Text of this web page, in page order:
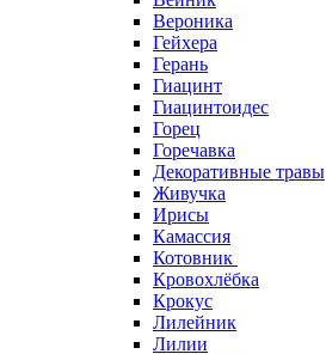
Вероника
Гейхера
Герань
Гиацинт
Гиацинтоидес
Горец
Горечавка
Декоративные травы
Живучка
Ирисы
Камассия
Котовник
Кровохлёбка
Крокус
Лилейник
Лилии